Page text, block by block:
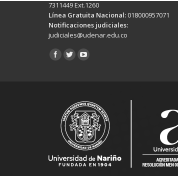
7311449 Ext.1260
Línea Gratuita Nacional: 018000957071
Notificaciones judiciales:
judiciales@udenar.edu.co
Encuéntranos en: